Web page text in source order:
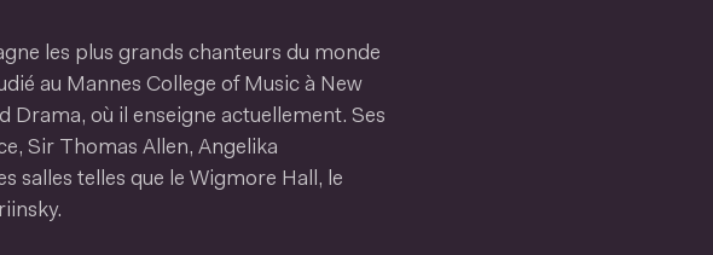
les plus grands chanteurs du monde
au Mannes College of Music à New
Drama, où il enseigne actuellement. Ses
Sir Thomas Allen, Angelika
salles telles que le Wigmore Hall, le